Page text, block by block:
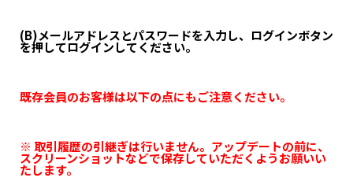
(B)メールアドレスとパスワードを入力し、ログインボタン
を押してログインしてください。
既存会員のお客様は以下の点にもご注意ください。
※ 取引履歴の引継ぎは行いません。アップデートの前に、
スクリーンショットなどで保存していただくようお願いい
たします。